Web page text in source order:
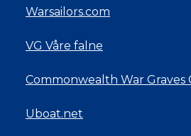
Warsailors.com
VG Våre falne
Commonwealth War Graves
Uboat.net